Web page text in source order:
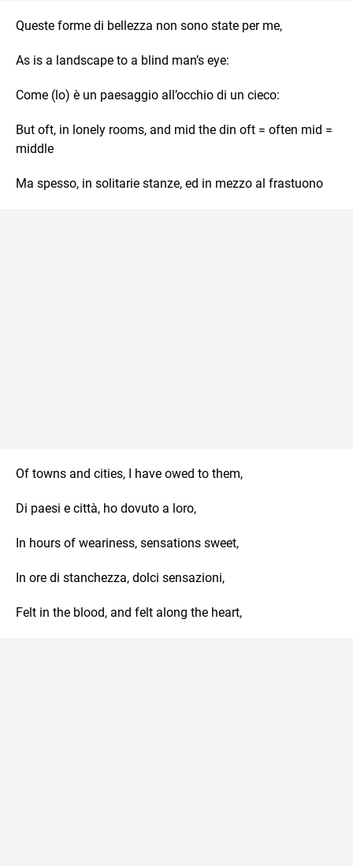
Queste forme di bellezza non sono state per me,
As is a landscape to a blind man’s eye:
Come (lo) è un paesaggio all’occhio di un cieco:
But oft, in lonely rooms, and mid the din oft = often mid =
middle
Ma spesso, in solitarie stanze, ed in mezzo al frastuono
Of towns and cities, I have owed to them,
Di paesi e città, ho dovuto a loro,
In hours of weariness, sensations sweet,
In ore di stanchezza, dolci sensazioni,
Felt in the blood, and felt along the heart,